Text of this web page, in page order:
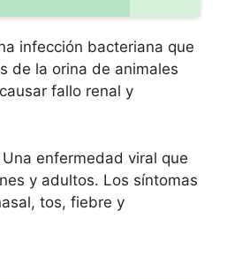
infección bacteriana que
de la orina de animales
fallo renal y
Una enfermedad viral que
y adultos. Los síntomas
tos, fiebre y